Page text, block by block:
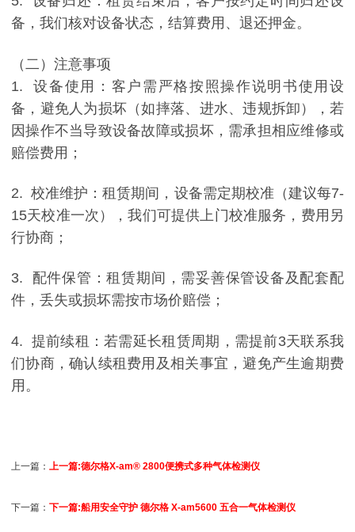
备，我们核对设备状态，结算费用、退还押金。
（二）注意事项
1. 设备使用：客户需严格按照操作说明书使用设
备，避免人为损坏（如摔落、进水、违规拆卸），若
因操作不当导致设备故障或损坏，需承担相应维修或
赔偿费用；
2. 校准维护：租赁期间，设备需定期校准（建议每7-
15天校准一次），我们可提供上门校准服务，费用另
行协商；
3. 配件保管：租赁期间，需妥善保管设备及配套配
件，丢失或损坏需按市场价赔偿；
4. 提前续租：若需延长租赁周期，需提前3天联系我
们协商，确认续租费用及相关事宜，避免产生逾期费
用。
上一篇： 上一篇:德尔格X-am® 2800便携式多种气体检测仪
下一篇： 下一篇:船用安全守护 德尔格 X‑am5600 五合一气体检测仪